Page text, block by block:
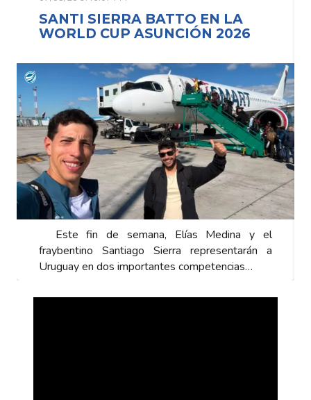
SANTI SIERRA BATTO EN LA
WORLD CUP ASUNCIÓN 2026
Este fin de semana, Elías Medina y el
fraybentino Santiago Sierra representarán a
Uruguay en dos importantes competencias…